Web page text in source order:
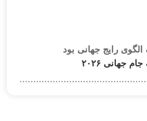
الگوی رایج جهانی بود
جهانی ۲۰۲۶